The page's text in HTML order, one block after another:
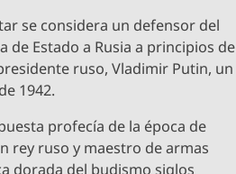
se considera un defensor del
de Estado a Rusia a principios de
ruso, Vladimir Putin, un
1942.
profecía de la época de
rey ruso y maestro de armas
dorada del budismo siglos